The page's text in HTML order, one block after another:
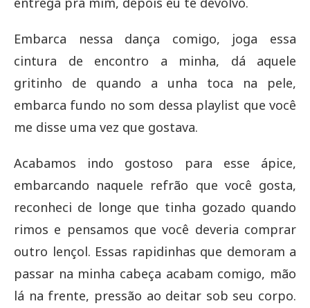
Embarca nessa dança comigo, joga essa
cintura de encontro a minha, dá aquele
gritinho de quando a unha toca na pele,
embarca fundo no som dessa playlist que você
me disse uma vez que gostava.
Acabamos indo gostoso para esse ápice,
embarcando naquele refrão que você gosta,
reconheci de longe que tinha gozado quando
rimos e pensamos que você deveria comprar
outro lençol. Essas rapidinhas que demoram a
passar na minha cabeça acabam comigo, mão
lá na frente, pressão ao deitar sob seu corpo.